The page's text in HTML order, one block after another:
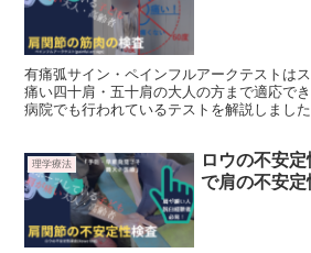
有痛弧サイン・ペインフルアークテストは
痛い四十肩・五十肩の大人の方まで適応で
病院でも行われているテストを解説しました
理学療法
ロウの不安
で肩の不安定